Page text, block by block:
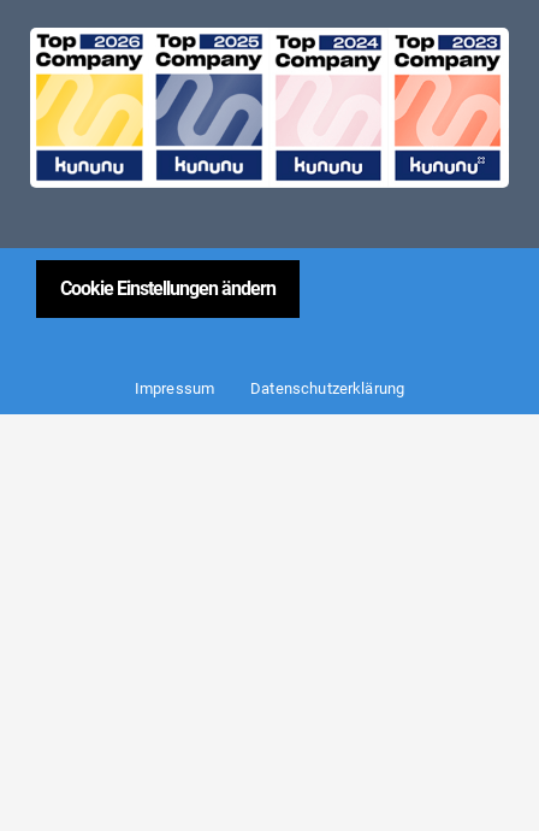
Cookie Einstellungen ändern
Impressum Datenschutzerklärung